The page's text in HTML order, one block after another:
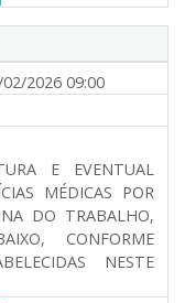
2026 09:00
E EVENTUAL
MÉDICAS POR
DO TRABALHO,
CONFORME
NESTE